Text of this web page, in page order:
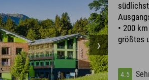
• 200
größtes
4.5